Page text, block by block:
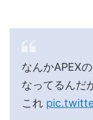
なんかAPEX
なってるんだ
これ